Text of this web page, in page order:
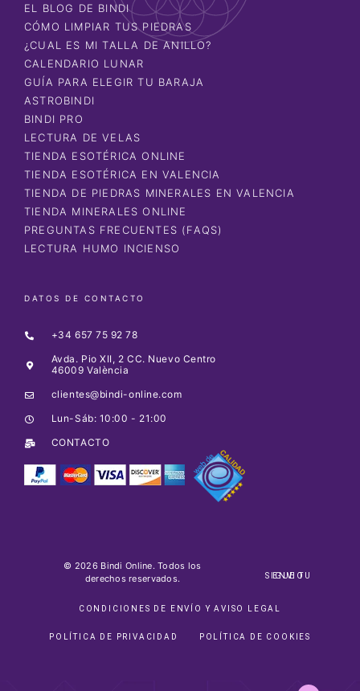
EL BLOG DE BINDI
CÓMO LIMPIAR TUS PIEDRAS
¿CUAL ES MI TALLA DE ANILLO?
CALENDARIO LUNAR
GUÍA PARA ELEGIR TU BARAJA
ASTROBINDI
BINDI PRO
LECTURA DE VELAS
TIENDA ESOTÉRICA ONLINE
TIENDA ESOTÉRICA EN VALENCIA
TIENDA DE PIEDRAS MINERALES EN VALENCIA
TIENDA MINERALES ONLINE
PREGUNTAS FRECUENTES (FAQS)
LECTURA HUMO INCIENSO
DATOS DE CONTACTO
+34 657 75 92 78
Avda. Pio XII, 2 CC. Nuevo Centro
46009 València
clientes@bindi-online.com
Lun-Sáb: 10:00 - 21:00
CONTACTO
© 2026 Bindi Online. Todos los
derechos reservados.
SIGUE TU ENVIO
CONDICIONES DE ENVÍO Y AVISO LEGAL
POLÍTICA DE PRIVACIDAD POLÍTICA DE COOKIES